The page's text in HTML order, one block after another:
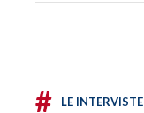
# LE INTERVISTE